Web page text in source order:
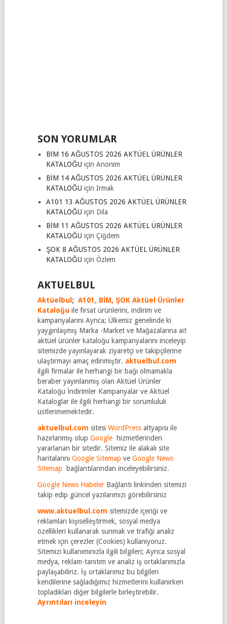
SON YORUMLAR
BİM 16 AĞUSTOS 2026 AKTÜEL ÜRÜNLER
KATALOĞU için Anonim
BİM 14 AĞUSTOS 2026 AKTÜEL ÜRÜNLER
KATALOĞU için Irmak
A101 13 AĞUSTOS 2026 AKTÜEL ÜRÜNLER
KATALOĞU için Dila
BİM 11 AĞUSTOS 2026 AKTÜEL ÜRÜNLER
KATALOĞU için Çiğdem
ŞOK 8 AĞUSTOS 2026 AKTÜEL ÜRÜNLER
KATALOĞU için Özlem
AKTUELBUL
Aktüelbul ; A101, BİM, ŞOK Aktüel Ürünler
Kataloğu ile fırsat ürünlerini, indirim ve
kampanyalarını Ayrıca; Ülkemiz genelinde ki
yaygınlaşmış Marka -Market ve Mağazalarına ait
aktüel ürünler kataloğu kampanyalarını inceleyip
sitemizde yayınlayarak ziyaretçi ve takipçilerine
ulaştırmayı amaç edinmiştir. aktuelbul.com
ilgili firmalar ile herhangi bir bağı olmamakla
beraber yayınlanmış olan Aktüel Ürünler
Kataloğu İndirimler Kampanyalar ve Aktüel
Kataloglar ile ilgili herhangi bir sorumluluk
üstlenmemektedir.
aktuelbul.com sitesi WordPressaltyapısı ile
hazırlanmış olup Googlehizmetlerinden
yararlanan bir sitedir. Sitemiz ile alakalı site
haritalarını Google Sitemap ve Google News
Sitemap
bağlantılarından inceleyebilirsiniz.
Google News Habeler Bağlantı linkinden sitemizi
takip edip güncel yazılarımızı görebilirsiniz
www.aktuelbul.com sitemizde içeriği ve
reklamları kişiselleştirmek, sosyal medya
özellikleri kullanarak sunmak ve trafiği analiz
etmek için çerezler (Cookies) kullanıyoruz.
Sitemizi kullanımınızla ilgili bilgileri; Ayrıca sosyal
medya, reklam-tanıtım ve analiz iş ortaklarımızla
paylaşabiliriz. İş ortaklarımız bu bilgileri
kendilerine sağladığımız hizmetlerini kullanırken
topladıkları diğer bilgilerle birleştirebilir.
Ayrıntıları inceleyin